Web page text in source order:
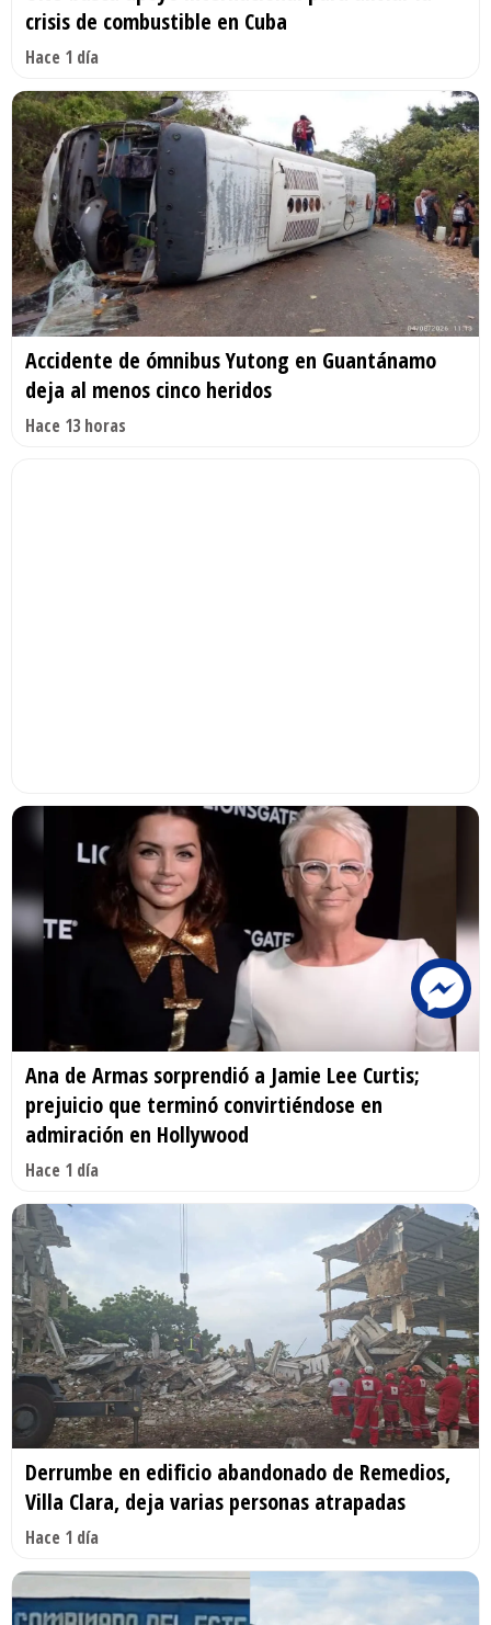
crisis de combustible en Cuba
Hace 1 día
Accidente de ómnibus Yutong en Guantánamo
deja al menos cinco heridos
Hace 13 horas
Ana de Armas sorprendió a Jamie Lee Curtis;
prejuicio que terminó convirtiéndose en
admiración en Hollywood
Hace 1 día
Derrumbe en edificio abandonado de Remedios,
Villa Clara, deja varias personas atrapadas
Hace 1 día